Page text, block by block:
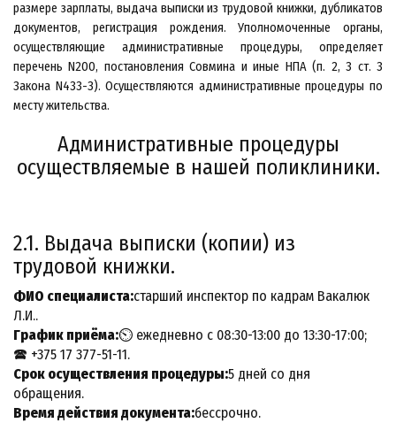
размере зарплаты, выдача выписки из трудовой книжки, дубликатов
документов, регистрация рождения.Уполномоченные органы,
осуществляющие административные процедуры, определяет
перечень N200, постановления Совмина и иные НПА (п. 2, 3 ст. 3
Закона N433-З). Осуществляются административные процедуры по
месту жительства.
Административные процедуры
осуществляемые в нашей поликлиники.
2.1. Выдача выписки (копии) из
трудовой книжки.
ФИО специалиста:старший инспектор по кадрам Вакалюк
Л.И..
График приёма:⏲ ежедневно с 08:30-13:00 до 13:30-17:00;
🕿 +375 17 377-51-11.
Срок осуществления процедуры:5 дней со дня
обращения.
Время действия документа:бессрочно.